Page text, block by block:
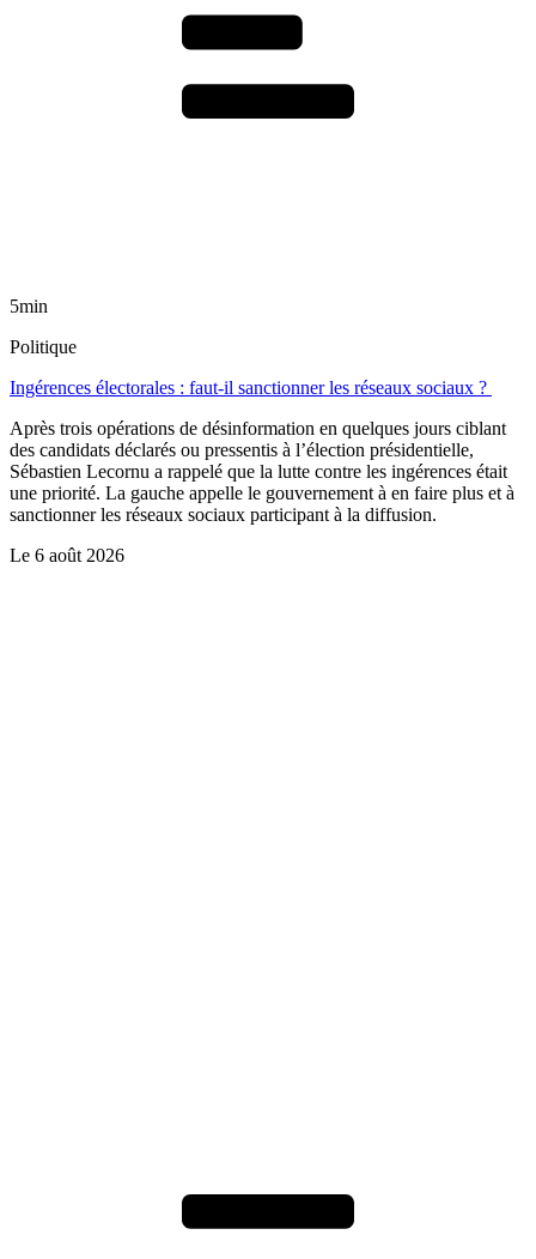
5min
Politique
Ingérences électorales : faut-il sanctionner les réseaux sociaux ?
Après trois opérations de désinformation en quelques jours ciblant
des candidats déclarés ou pressentis à l’élection présidentielle,
Sébastien Lecornu a rappelé que la lutte contre les ingérences était
une priorité. La gauche appelle le gouvernement à en faire plus et à
sanctionner les réseaux sociaux participant à la diffusion.
Le 6 août 2026